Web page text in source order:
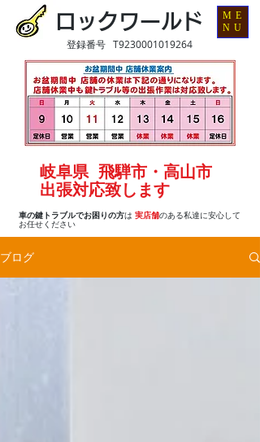
ロックワールド
車の鍵トラブルでお困りの方は 実店舗のある私達に安心して
お任せください
岐阜県 飛騨市・高山市
出張対応致します
登録番号 T9230001019264
ME
NU
ブログ